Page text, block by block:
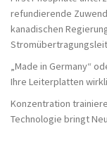
refundierende
kanadischen
„Made in Germany“
Ihre Leiterplatten
Konzentration
Technologie bringt